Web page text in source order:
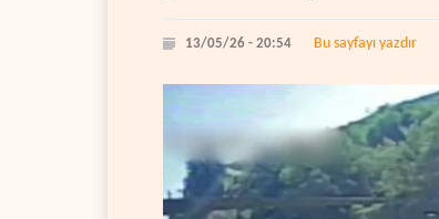
13/05/26 - 20:54 Bu sayfayı yazdır